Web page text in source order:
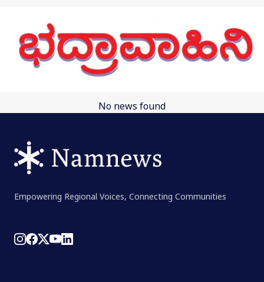
No news found
Empowering Regional Voices, Connecting Communities